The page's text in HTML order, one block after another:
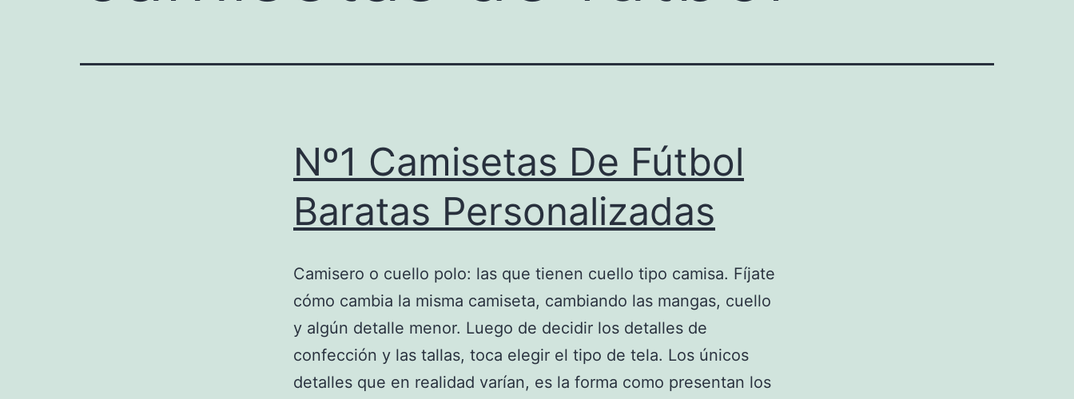
Nº1 Camisetas De Fútbol
Baratas Personalizadas
Camisero o cuello polo: las que tienen cuello tipo camisa. Fíjate
cómo cambia la misma camiseta, cambiando las mangas, cuello
y algún detalle menor. Luego de decidir los detalles de
confección y las tallas, toca elegir el tipo de tela. Los únicos
detalles que en realidad varían, es la forma como presentan los